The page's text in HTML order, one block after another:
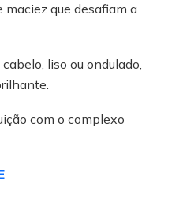
maciez que desafiam a
liso ou ondulado,
com o complexo